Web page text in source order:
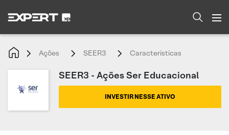
Ações SEER3 Características
SEER3 - Ações Ser Educacional
INVESTIR NESSE ATIVO